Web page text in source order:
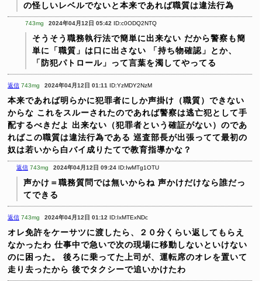
の怪しいレベルでないと本来であれば職質は違法行為
743mg 2024年04月12日 05:42 ID:c0ODQ2NTQ
そうそう職務執行法で簡単に出来ない だから警察も簡
単に「職質」は口に出さない 「持ち物確認」とか、
「防犯パトロール」って言葉を濁してやってる
返信 743mg 2024年04月12日 01:11 ID:YzMDY2NzM
本来であれば明らかに犯罪者にしか声掛け（職質）できない
からな これをスルーされたのであれば警察は逃亡犯として手
配するべきだよ 出来ない（犯罪者という確証がない）のであ
ればこの職質は違法行為である 巡査部長が出張ってて最初の
奴は若いから白バイ成りたてで教育指導かな？
返信 743mg 2024年04月12日 09:24 ID:IwMTg1OTU
声かけ＝職務質問では無いからね 声かけだけなら誰だっ
てできる
返信 743mg 2024年04月12日 01:12 ID:IxMTExNDc
オレ免許をケーサツに渡したら、２０分くらい返してもらえ
なかったわ 仕事中で急いで次の現場に移動しないといけない
のに困った。
後ろに乗ってた上司が、運転席のオレを置いて
走り去ったから 後でタクシーで追いかけたわ